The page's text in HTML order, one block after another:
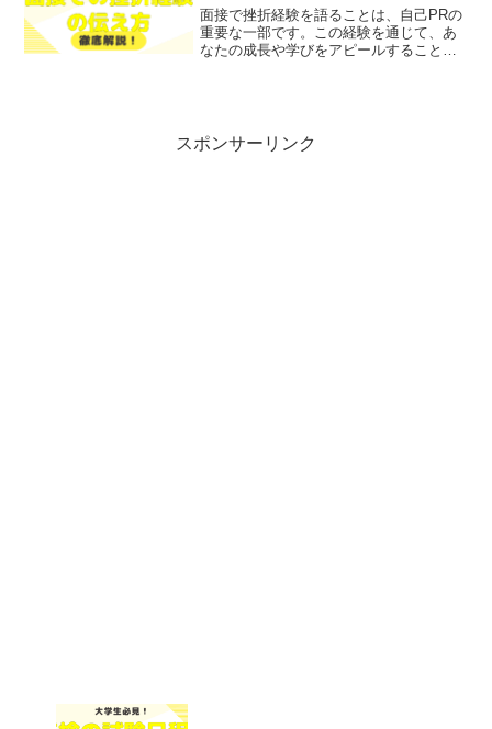
面接で挫折経験を語ることは、自己PRの
重要な一部です。この経験を通じて、あ
なたの成長や学びをアピールすることが
スポンサーリンク